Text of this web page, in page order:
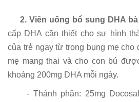
2. Viên uống bổ sung DHA
cấp DHA cần thiết cho sự hình
của trẻ ngay từ trong bụng mẹ cho
mẹ mang thai và cho con bú
khoảng 200mg DHA mỗi ngày.
- Thành phần: 25mg